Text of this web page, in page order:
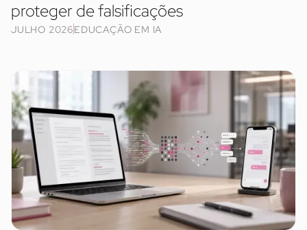
proteger de falsificações
JULHO 2026EDUCAÇÃO EM IA